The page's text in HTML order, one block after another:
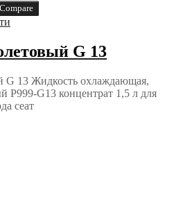
G 13
G 13 Жидкость охлаждающая,
P999-G13 концентрат 1,5 л для
сеат